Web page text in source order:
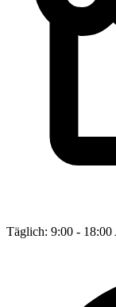
Täglich: 9:00 - 18:00